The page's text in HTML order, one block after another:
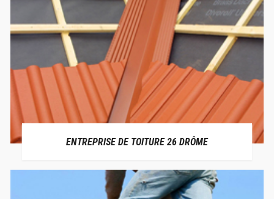
ENTREPRISE DE TOITURE 26 DRÔME